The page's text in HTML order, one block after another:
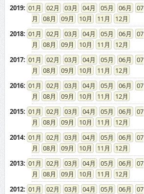
2019: 01 02 03 04 05 06
07
08
09 10 11
12
2018: 01 02 03 04 05 06
07
08
09 10 11
12
2017: 01 02 03 04 05 06
07
08
09 10 11
12
2016: 01 02 03 04 05 06
07
08
09 10 11
12
2015: 01 02 03 04 05 06
07
08
09 10 11
12
2014: 01 02 03 04 05 06
07
08
09 10 11
12
2013: 01 02 03 04 05 06
07
08
09 10 11
12
2012: 01 02 03 04 05 06
07